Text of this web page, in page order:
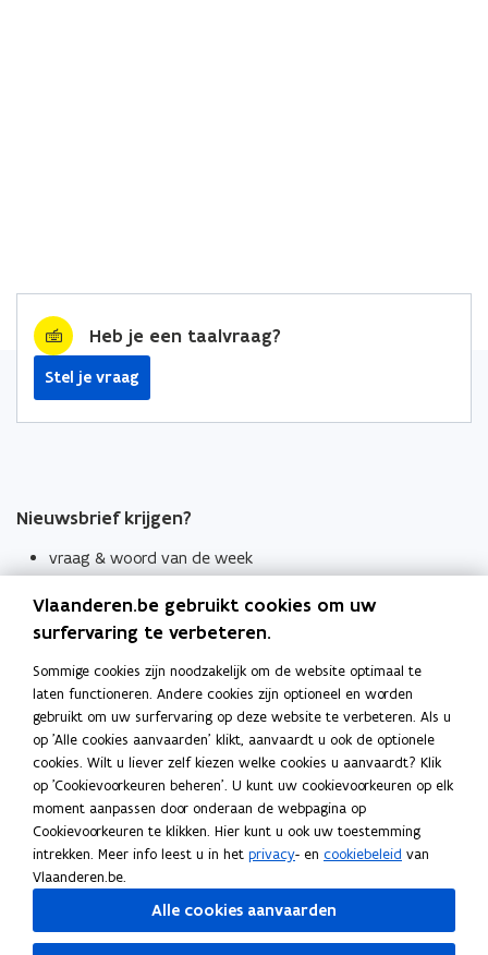
Heb je een taalvraag?
Stel je vraag
Nieuwsbrief krijgen?
vraag & woord van de week
Schrijf je in
Thema's
Taaladviezen
Spellingregels
Tips voor duidelijke taal
Bekijk ook
Spellingtests
Boek- en webwijzer
Vlaanderen.be gebruikt cookies om uw
surfervaring te verbeteren.
Sommige cookies zijn noodzakelijk om de website optimaal te
laten functioneren. Andere cookies zijn optioneel en worden
gebruikt om uw surfervaring op deze website te verbeteren. Als u
op 'Alle cookies aanvaarden' klikt, aanvaardt u ook de optionele
cookies. Wilt u liever zelf kiezen welke cookies u aanvaardt? Klik
op 'Cookievoorkeuren beheren'. U kunt uw cookievoorkeuren op elk
moment aanpassen door onderaan de webpagina op
Cookievoorkeuren te klikken. Hier kunt u ook uw toestemming
intrekken. Meer info leest u in het privacy- en cookiebeleid van
Vlaanderen.be.
Alle cookies aanvaarden